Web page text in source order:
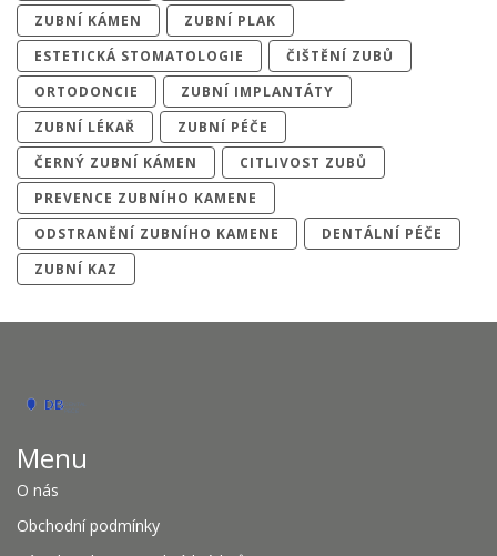
ZUBNÍ KÁMEN
ZUBNÍ PLAK
ESTETICKÁ STOMATOLOGIE
ČIŠTĚNÍ ZUBŮ
ORTODONCIE
ZUBNÍ IMPLANTÁTY
ZUBNÍ LÉKAŘ
ZUBNÍ PÉČE
ČERNÝ ZUBNÍ KÁMEN
CITLIVOST ZUBŮ
PREVENCE ZUBNÍHO KAMENE
ODSTRANĚNÍ ZUBNÍHO KAMENE
DENTÁLNÍ PÉČE
ZUBNÍ KAZ
Menu
O nás
Obchodní podmínky